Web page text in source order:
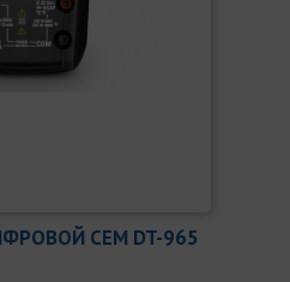
СЕМ DT-965